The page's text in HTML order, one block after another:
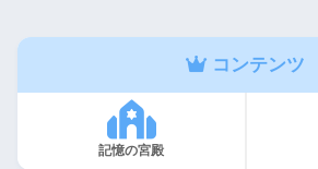
コンテンツ
記憶の宮殿